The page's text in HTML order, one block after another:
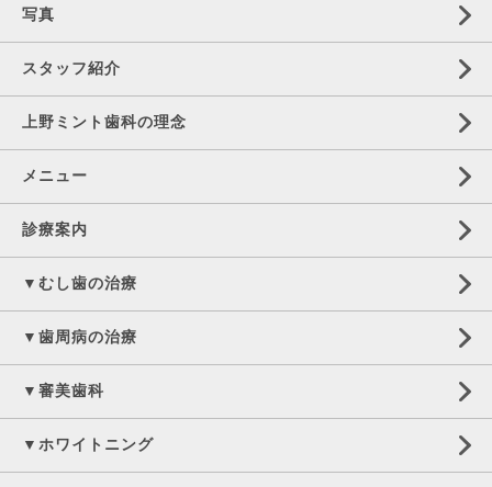
写真
スタッフ紹介
上野ミント歯科の理念
メニュー
診療案内
▼むし歯の治療
▼歯周病の治療
▼審美歯科
▼ホワイトニング